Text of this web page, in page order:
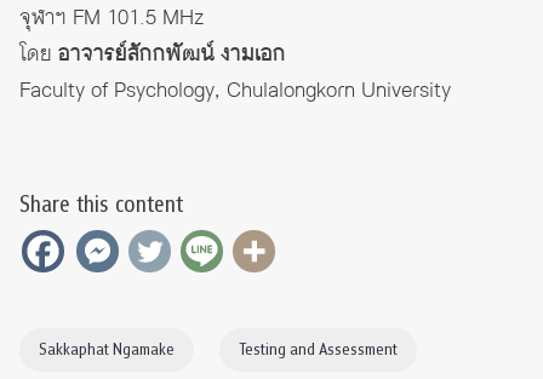
จุฬาฯ FM 101.5 MHz
โดย อาจารย์สักกพัฒน์ งามเอก
Faculty of Psychology, Chulalongkorn University
Share this content
Sakkaphat Ngamake Testing and Assessment